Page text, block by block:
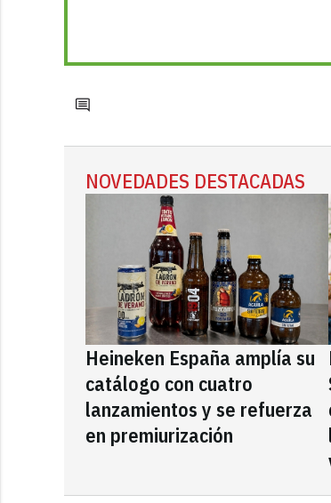
NOVEDADES DESTACADAS
Heineken España amplía su
catálogo con cuatro
lanzamientos y se refuerza
en premiurización